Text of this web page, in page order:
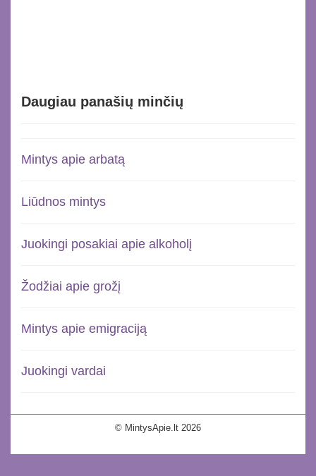
Daugiau panašių minčių
Mintys apie arbatą
Liūdnos mintys
Juokingi posakiai apie alkoholį
Žodžiai apie grožį
Mintys apie emigraciją
Juokingi vardai
© MintysApie.lt 2026